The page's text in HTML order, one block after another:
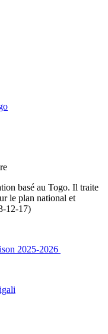
basé au Togo. Il traite
le plan national et
12-17)
2025-2026